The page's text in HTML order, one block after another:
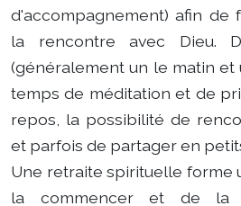
d'accompagnement) afin de
la rencontre avec Dieu.
(généralement un le matin et
temps de méditation et de
repos, la possibilité de
et parfois de partager en
Une retraite spirituelle forme
la commencer et de la